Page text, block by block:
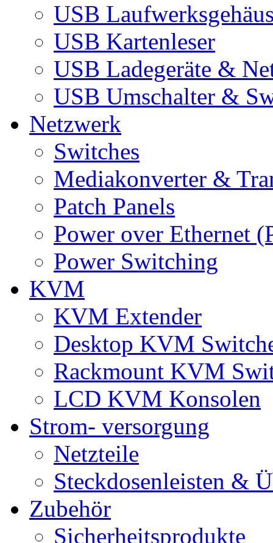
USB
USB Kartenleser
USB Ladegeräte &
USB Umschalter &
Netzwerk
Switches
Mediakonverter &
Patch Panels
Power over Ethernet
Power Switching
KVM
KVM Extender
Desktop KVM
Rackmount KVM
LCD KVM Konsolen
Strom- versorgung
Netzteile
Steckdosenleisten &
Zubehör
Sicherheitsprodukte